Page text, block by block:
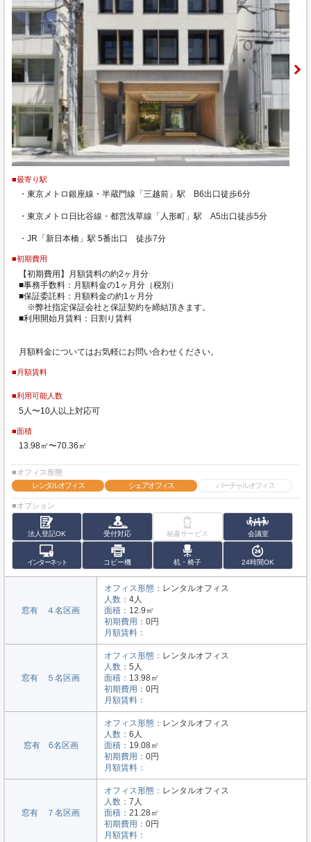
■最寄り駅
・東京メトロ銀座線・半蔵門線「三越前」駅 B6出口徒歩6分
・東京メトロ日比谷線・都営浅草線「人形町」駅 A5出口徒歩5分
・JR「新日本橋」駅 5番出口 徒歩7分
■初期費用
【初期費用】月額賃料の約2ヶ月分
■事務手数料：月額料金の1ヶ月分（税別）
■保証委託料：月額料金の約1ヶ月分
※弊社指定保証会社と保証契約を締結頂きます。
■利用開始月賃料：日割り賃料
月額料金についてはお気軽にお問い合わせください。
■月額賃料
■利用可能人数
5人〜10人以上対応可
■面積
13.98㎡〜70.36㎡
■オフィス形態
レンタルオフィス
シェアオフィス バーチャルオフィス
■オプション
法人登記OK 受付対応 秘書サービス 会議室
インターネット コピー機 机・椅子 24時間OK
窓有 ４名区画
オフィス形態： レンタルオフィス
人数： 4人
面積： 12.9㎡
初期費用： 0円
月額賃料：
窓有 ５名区画
オフィス形態： レンタルオフィス
人数： 5人
面積： 13.98㎡
初期費用： 0円
月額賃料：
窓有 6名区画
オフィス形態： レンタルオフィス
人数： 6人
面積： 19.08㎡
初期費用： 0円
月額賃料：
窓有 ７名区画
オフィス形態： レンタルオフィス
人数： 7人
面積： 21.28㎡
初期費用： 0円
月額賃料：